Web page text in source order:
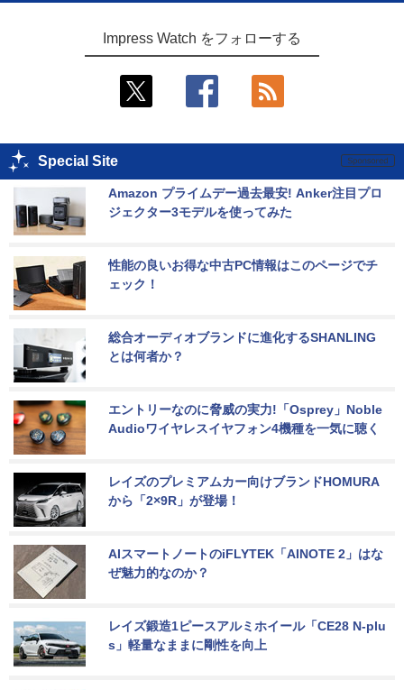
Impress Watch をフォローする
Special Site
Amazon プライムデー過去最安! Anker注目プロ
ジェクター3モデルを使ってみた
性能の良いお得な中古PC情報はこのページでチ
ェック！
総合オーディオブランドに進化するSHANLING
とは何者か？
エントリーなのに脅威の実力!「Osprey」Noble
Audioワイヤレスイヤフォン4機種を一気に聴く
レイズのプレミアムカー向けブランドHOMURA
から「2×9R」が登場！
AIスマートノートのiFLYTEK「AINOTE 2」はな
ぜ魅力的なのか？
レイズ鍛造1ピースアルミホイール「CE28 N-plu
s」軽量なままに剛性を向上